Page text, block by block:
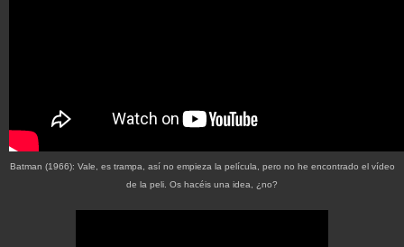
Batman (1966): Vale, es trampa, así no empieza la película, pero no he encontrado el vídeo
de la peli. Os hacéis una idea, ¿no?